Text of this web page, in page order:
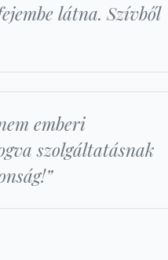
látna. Szívből
emberi
szolgáltatásnak